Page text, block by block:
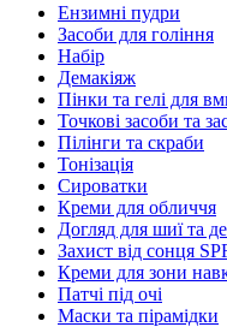
Ензимні пудри
Засоби для гоління
Набір
Демакіяж
Пінки та гелі для
Точкові засоби та
Пілінги та скраби
Тонізація
Сироватки
Креми для обличчя
Догляд для шиї та
Захист від сонця
Креми для зони
Патчі під очі
Маски та пірамідки